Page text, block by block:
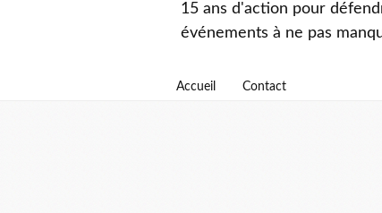
15 ans d'action pour
événements à ne pas
Accueil Contact